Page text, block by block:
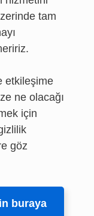
tam
etkileşime
ne olacağı
için
göz
buraya